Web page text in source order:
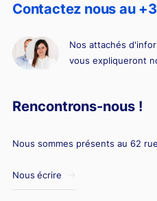
Contactez nous au
Nos attachés
vous expliqueront
Rencontrons-nous !
Nous sommes présents au 62
Nous écrire